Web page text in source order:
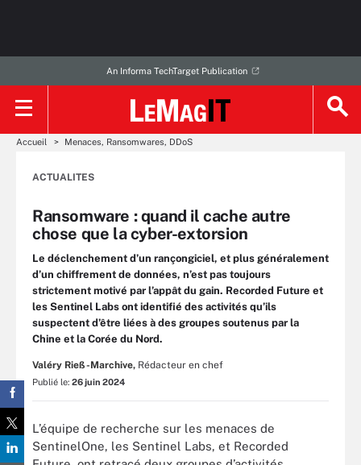
An Informa TechTarget Publication
Accueil Menaces, Ransomwares, DDoS
ACTUALITES
Ransomware : quand il cache autre
chose que la cyber-extorsion
Le déclenchement d’un rançongiciel, et plus généralement
d’un chiffrement de données, n’est pas toujours
strictement motivé par l’appât du gain. Recorded Future et
les Sentinel Labs ont identifié des activités qu’ils
suspectent d’être liées à des groupes soutenus par la
Chine et la Corée du Nord.
Valéry Rieß-Marchive, Rédacteur en chef
Publié le: 26 juin 2024
L’équipe de recherche sur les menaces de
SentinelOne, les Sentinel Labs, et Recorded